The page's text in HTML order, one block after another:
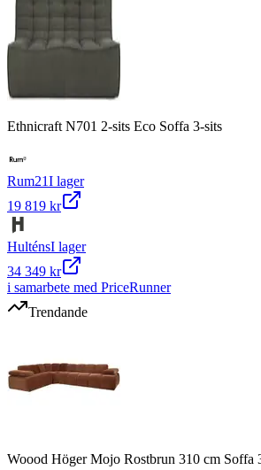
Ethnicraft N701 2-sits Eco Soffa 3-sits
Rum21I lager
19 819 kr
HulténsI lager
34 349 kr
i samarbete med PriceRunner
Trendande
Woood Höger Mojo Rostbrun 310 cm Soffa